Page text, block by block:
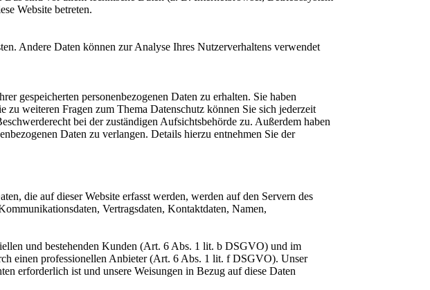
Website betreten.
Andere Daten können zur Analyse Ihres Nutzerverhaltens verwendet
gespeicherten personenbezogenen Daten zu erhalten. Sie haben
weiteren Fragen zum Thema Datenschutz können Sie sich jederzeit
bei der zuständigen Aufsichtsbehörde zu. Außerdem haben
Daten zu verlangen. Details hierzu entnehmen Sie der
die auf dieser Website erfasst werden, werden auf den Servern des
Vertragsdaten, Kontaktdaten, Namen,
und bestehenden Kunden (Art. 6 Abs. 1 lit. b DSGVO) und im
einen professionellen Anbieter (Art. 6 Abs. 1 lit. f DSGVO). Unser
erforderlich ist und unsere Weisungen in Bezug auf diese Daten